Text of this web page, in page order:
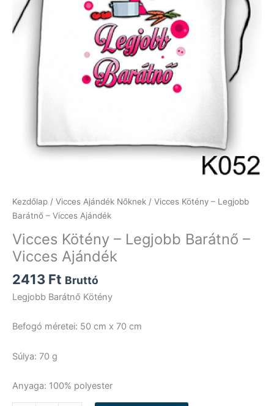
Kezdőlap / Vicces Ajándék Nőknek / Vicces Kötény – Legjobb
Barátnő – Vicces Ajándék
Vicces Kötény – Legjobb Barátnő –
Vicces Ajándék
2413 Ft Bruttó
Legjobb Barátnő Kötény
Befogó méretei: 50 cm x 70 cm
Súlya: 70 g
Anyaga: 100% polyester